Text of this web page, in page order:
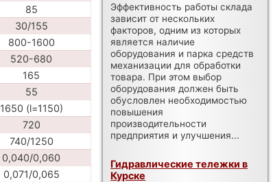
85
30/155
800-1600
520-680
165
55
1650 (l=1150)
720
740/1250
0,040/0,060
0,071/0,065
Эффективность работы склада
зависит от нескольких
факторов, одним из которых
является наличие
оборудования и парка средств
механизации для обработки
товара. При этом выбор
оборудования должен быть
обусловлен необходимостью
повышения
производительности
предприятия и улучшения...
Гидравлические тележки в
Курске